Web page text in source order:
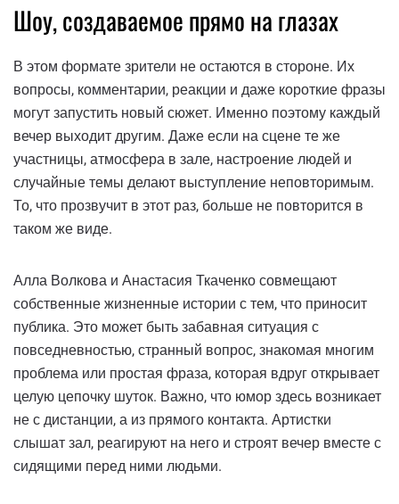
Шоу, создаваемое прямо на глазах
В этом формате зрители не остаются в стороне. Их
вопросы, комментарии, реакции и даже короткие фразы
могут запустить новый сюжет. Именно поэтому каждый
вечер выходит другим. Даже если на сцене те же
участницы, атмосфера в зале, настроение людей и
случайные темы делают выступление неповторимым.
То, что прозвучит в этот раз, больше не повторится в
таком же виде.
Алла Волкова и Анастасия Ткаченко совмещают
собственные жизненные истории с тем, что приносит
публика. Это может быть забавная ситуация с
повседневностью, странный вопрос, знакомая многим
проблема или простая фраза, которая вдруг открывает
целую цепочку шуток. Важно, что юмор здесь возникает
не с дистанции, а из прямого контакта. Артистки
слышат зал, реагируют на него и строят вечер вместе с
сидящими перед ними людьми.